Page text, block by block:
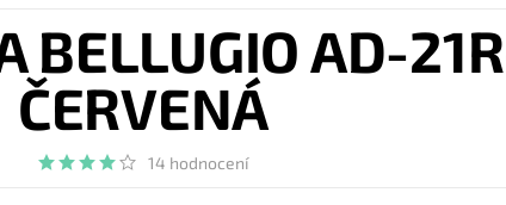
BELLUGIO AD-
ČERVENÁ
14 hodnocení